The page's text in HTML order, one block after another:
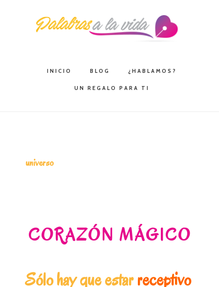
contenido
INICIO BLOG ¿HABLAMOS?
UN REGALO PARA TI
universo
CORAZÓN MÁGICO
Sólo hay que estarreceptivo